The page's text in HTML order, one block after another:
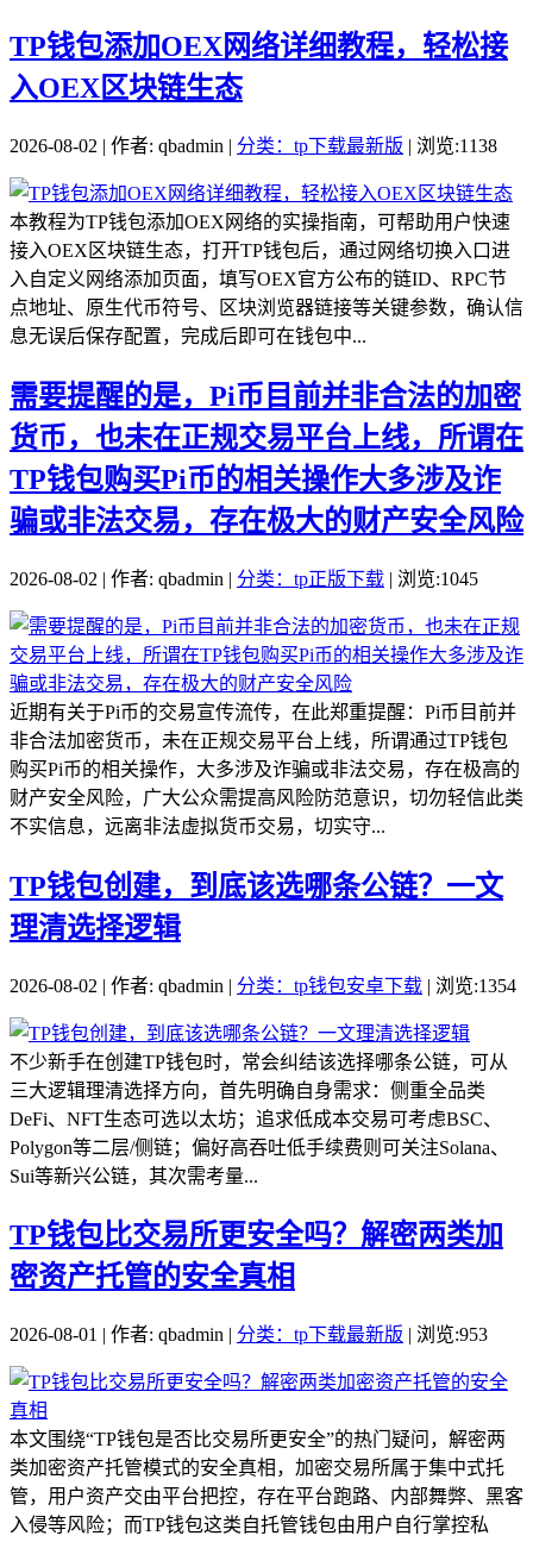
TP钱包添加OEX网络详细教程，轻松接
入OEX区块链生态
2026-08-02 | 作者: qbadmin | 分类：tp下载最新版 | 浏览:1138
本教程为TP钱包添加OEX网络的实操指南，可帮助用户快速
接入OEX区块链生态，打开TP钱包后，通过网络切换入口进
入自定义网络添加页面，填写OEX官方公布的链ID、RPC节
点地址、原生代币符号、区块浏览器链接等关键参数，确认信
息无误后保存配置，完成后即可在钱包中...
需要提醒的是，Pi币目前并非合法的加密
货币，也未在正规交易平台上线，所谓在
TP钱包购买Pi币的相关操作大多涉及诈
骗或非法交易，存在极大的财产安全风险
2026-08-02 | 作者: qbadmin | 分类：tp正版下载 | 浏览:1045
近期有关于Pi币的交易宣传流传，在此郑重提醒：Pi币目前并
非合法加密货币，未在正规交易平台上线，所谓通过TP钱包
购买Pi币的相关操作，大多涉及诈骗或非法交易，存在极高的
财产安全风险，广大公众需提高风险防范意识，切勿轻信此类
不实信息，远离非法虚拟货币交易，切实守...
TP钱包创建，到底该选哪条公链？一文
理清选择逻辑
2026-08-02 | 作者: qbadmin | 分类：tp钱包安卓下载 | 浏览:1354
不少新手在创建TP钱包时，常会纠结该选择哪条公链，可从
三大逻辑理清选择方向，首先明确自身需求：侧重全品类
DeFi、NFT生态可选以太坊；追求低成本交易可考虑BSC、
Polygon等二层/侧链；偏好高吞吐低手续费则可关注Solana、
Sui等新兴公链，其次需考量...
TP钱包比交易所更安全吗？解密两类加
密资产托管的安全真相
2026-08-01 | 作者: qbadmin | 分类：tp下载最新版 | 浏览:953
本文围绕“TP钱包是否比交易所更安全”的热门疑问，解密两
类加密资产托管模式的安全真相，加密交易所属于集中式托
管，用户资产交由平台把控，存在平台跑路、内部舞弊、黑客
入侵等风险；而TP钱包这类自托管钱包由用户自行掌控私